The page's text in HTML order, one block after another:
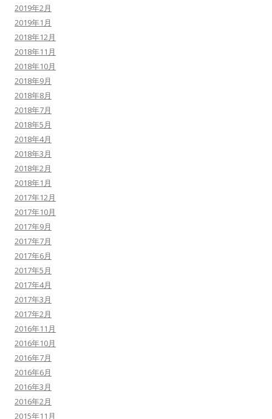
2019年2月
2019年1月
2018年12月
2018年11月
2018年10月
2018年9月
2018年8月
2018年7月
2018年5月
2018年4月
2018年3月
2018年2月
2018年1月
2017年12月
2017年10月
2017年9月
2017年7月
2017年6月
2017年5月
2017年4月
2017年3月
2017年2月
2016年11月
2016年10月
2016年7月
2016年6月
2016年3月
2016年2月
2015年11月